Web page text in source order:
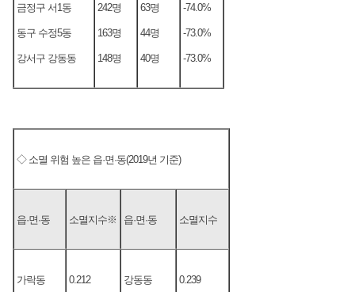
금정구 서1동
동구 수정5동
강서구 강동동
242명
163명
148명
63명
44명
40명
-74.0%
-73.0%
-73.0%
◇ 소멸 위험 높은 읍·면·동(2019년 기준)
읍·면·동 소멸지수※ 읍·면·동 소멸지수
가락동 0.212 강동동 0.239